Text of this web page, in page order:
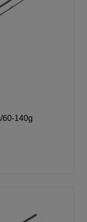
60-140g